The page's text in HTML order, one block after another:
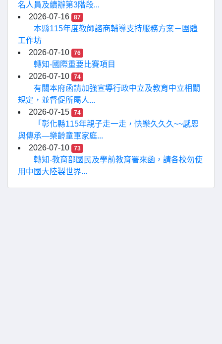
名人員及續辦第3階段...
2026-07-16
87
本縣115年度教師諮商輔導支持服務方案－團體
工作坊
2026-07-10
76
轉知-國際重要比賽項目
2026-07-10
74
有關本府函請加強宣導行政中立及教育中立相關
規定，並督促所屬人...
2026-07-15
74
「彰化縣115年親子走一走，快樂久久久~~感恩
與傳承—樂齡童軍家庭...
2026-07-10
73
轉知-教育部國民及學前教育署來函，請各校勿使
用中國大陸製世界...